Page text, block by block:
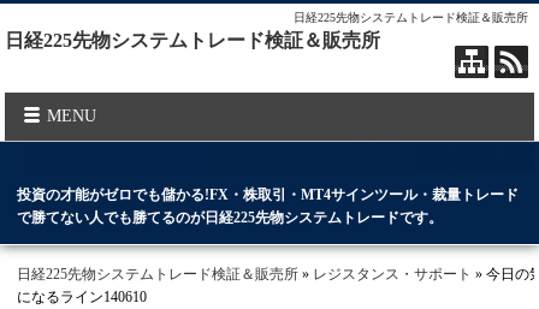
日経225先物システムトレード検証＆販売所
日経225先物システムトレード検証＆販売所
MENU
投資の才能がゼロでも儲かる!FX・株取引・MT4サインツール・裁量トレード
で勝てない人でも勝てるのが日経225先物システムトレードです。
日経225先物システムトレード検証＆販売所 » レジスタンス・サポート » 今日の
になるライン140610